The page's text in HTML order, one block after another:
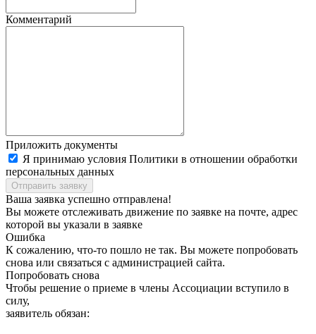
Комментарий
Приложить документы
Я принимаю условия Политики в отношении обработки
персональных данных
Ваша заявка успешно отправлена!
Вы можете отслеживать движение по заявке на почте, адрес
которой вы указали в заявке
Ошибка
К сожалению, что-то пошло не так. Вы можете попробовать
снова или связаться с администрацией сайта.
Попробовать снова
Чтобы решение о приеме в члены Ассоциации вступило в
силу,
заявитель обязан: